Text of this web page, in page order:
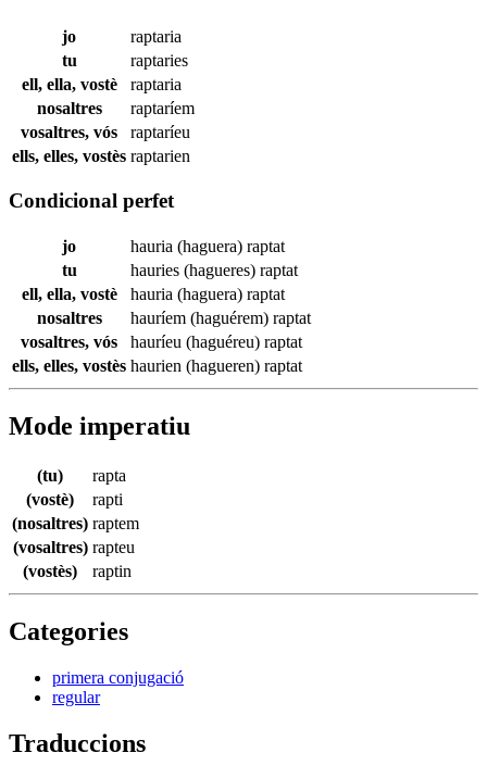
jo
raptaria
tu
raptaries
ell, ella, vostè
raptaria
nosaltres
raptaríem
vosaltres, vós
raptaríeu
ells, elles, vostès raptarien
Condicional perfet
jo hauria (haguera) raptat
tu
hauries (hagueres) raptat
ell, ella, vostè
hauria (haguera) raptat
nosaltres
hauríem (haguérem) raptat
vosaltres, vós
hauríeu (haguéreu) raptat
ells, elles, vostès haurien (hagueren) raptat
Mode imperatiu
(tu)
rapta
(vostè)
rapti
(nosaltres) raptem
(vosaltres) rapteu
(vostès)
raptin
Categories
primera conjugació
regular
Traduccions